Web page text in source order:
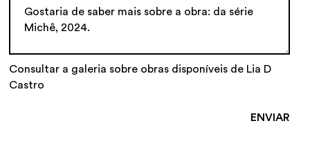
Consultar a galeria sobre obras disponíveis de Lia D
Castro